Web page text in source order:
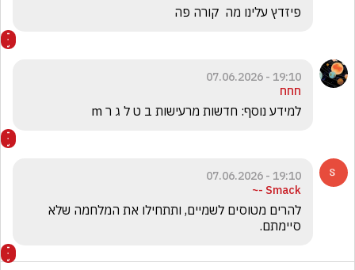
פיזדץ עלינו מה  קורה פה
19:10 - 07.06.2026
חחח
למידע נוסף: חדשות מרעישות ב ט ל ג ר m
19:10 - 07.06.2026
Smack -~
סיימתם.